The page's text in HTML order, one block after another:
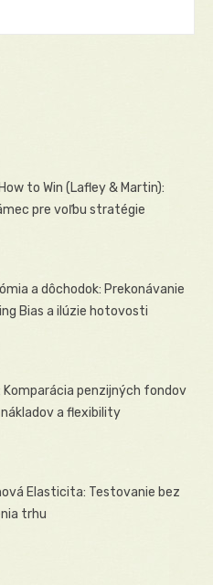
to Win (Lafley & Martin):
pre voľbu stratégie
a dôchodok: Prekonávanie
Bias a ilúzie hotovosti
Komparácia penzijných fondov
a flexibility
Elasticita: Testovanie bez
trhu